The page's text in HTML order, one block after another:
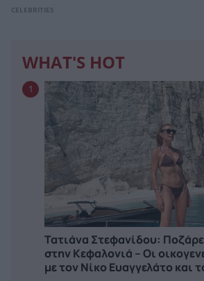
CELEBRITIES
WHAT'S HOT
1
Τατιάνα Στεφανίδου:
στην Κεφαλονιά – Οι
με τον Νίκο Ευαγγελάτο και